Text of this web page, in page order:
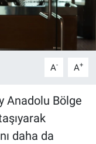
A- A+
Anadolu Bölge
daha da